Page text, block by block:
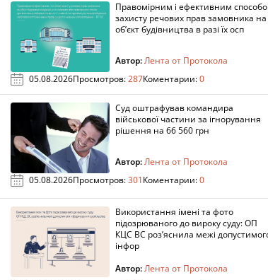
Правомірним і ефективним
захисту речових прав замовника на
об’єкт будівництва в разі їх осп
Автор:Лента от Протокола
05.08.2026Просмотров:287Коментарии:0
Суд оштрафував командира
військової частини за ігнорування
рішення на 66 560 грн
Автор:Лента от Протокола
05.08.2026Просмотров:301Коментарии:0
Використання імені та фото
підозрюваного до вироку суду: ОП
КЦС ВС роз’яснила межі
інфор
Автор:Лента от Протокола